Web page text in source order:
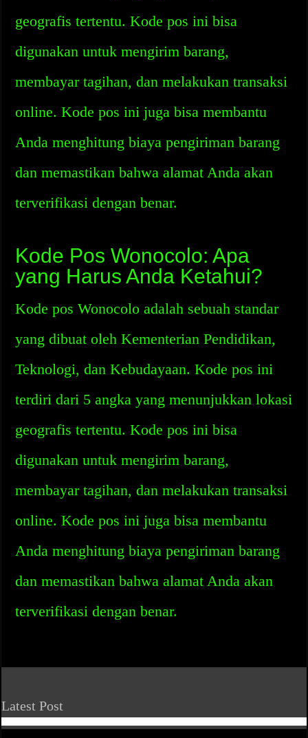
geografis tertentu. Kode pos ini bisa
digunakan untuk mengirim barang,
membayar tagihan, dan melakukan transaksi
online. Kode pos ini juga bisa membantu
Anda menghitung biaya pengiriman barang
dan memastikan bahwa alamat Anda akan
terverifikasi dengan benar.
Kode Pos Wonocolo: Apa
yang Harus Anda Ketahui?
Kode pos Wonocolo adalah sebuah standar
yang dibuat oleh Kementerian Pendidikan,
Teknologi, dan Kebudayaan. Kode pos ini
terdiri dari 5 angka yang menunjukkan lokasi
geografis tertentu. Kode pos ini bisa
digunakan untuk mengirim barang,
membayar tagihan, dan melakukan transaksi
online. Kode pos ini juga bisa membantu
Anda menghitung biaya pengiriman barang
dan memastikan bahwa alamat Anda akan
terverifikasi dengan benar.
Latest Post